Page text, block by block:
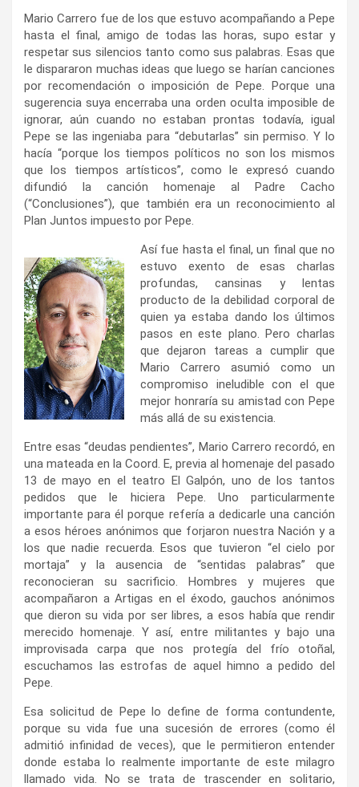
Mario Carrero fue de los que estuvo acompañando a Pepe
hasta el final, amigo de todas las horas, supo estar y
respetar sus silencios tanto como sus palabras. Esas que
le dispararon muchas ideas que luego se harían canciones
por recomendación o imposición de Pepe. Porque una
sugerencia suya encerraba una orden oculta imposible de
ignorar, aún cuando no estaban prontas todavía, igual
Pepe se las ingeniaba para “debutarlas” sin permiso. Y lo
hacía “porque los tiempos políticos no son los mismos
que los tiempos artísticos”, como le expresó cuando
difundió la canción homenaje al Padre Cacho
(“Conclusiones”), que también era un reconocimiento al
Plan Juntos impuesto por Pepe.
Así fue hasta el final, un final que no
estuvo exento de esas charlas
profundas, cansinas y lentas
producto de la debilidad corporal de
quien ya estaba dando los últimos
pasos en este plano. Pero charlas
que dejaron tareas a cumplir que
Mario Carrero asumió como un
compromiso ineludible con el que
mejor honraría su amistad con Pepe
más allá de su existencia.
Entre esas “deudas pendientes”, Mario Carrero recordó, en
una mateada en la Coord. E, previa al homenaje del pasado
13 de mayo en el teatro El Galpón, uno de los tantos
pedidos que le hiciera Pepe. Uno particularmente
importante para él porque refería a dedicarle una canción
a esos héroes anónimos que forjaron nuestra Nación y a
los que nadie recuerda. Esos que tuvieron “el cielo por
mortaja” y la ausencia de “sentidas palabras” que
reconocieran su sacrificio. Hombres y mujeres que
acompañaron a Artigas en el éxodo, gauchos anónimos
que dieron su vida por ser libres, a esos había que rendir
merecido homenaje. Y así, entre militantes y bajo una
improvisada carpa que nos protegía del frío otoñal,
escuchamos las estrofas de aquel himno a pedido del
Pepe.
Esa solicitud de Pepe lo define de forma contundente,
porque su vida fue una sucesión de errores (como él
admitió infinidad de veces), que le permitieron entender
donde estaba lo realmente importante de este milagro
llamado vida. No se trata de trascender en solitario,